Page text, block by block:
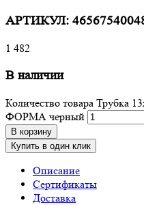
АРТИКУЛ:
1 482
В наличии
Количество товара
ФОРМА черный
В корзину
Купить в один клик
Описание
Сертификаты
Доставка